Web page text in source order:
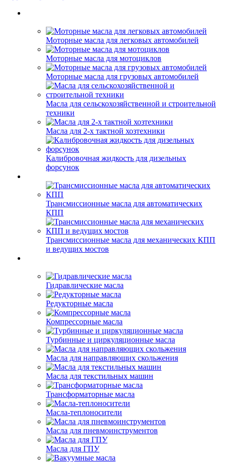
Моторные масла для легковых автомобилей
Моторные масла для мотоциклов
Моторные масла для грузовых автомобилей
Масла для сельскохозяйственной и строительной
техники
Масла для 2-х тактной хозтехники
Калибровочная жидкость для дизельных
форсунок
Трансмиссионные масла для автоматических
КПП
Трансмиссионные масла для механических КПП
и ведущих мостов
Гидравлические масла
Редукторные масла
Компрессорные масла
Турбинные и циркуляционные масла
Масла для направляющих скольжения
Масла для текстильных машин
Трансформаторные масла
Масла-теплоносители
Масла для пневмоинструментов
Масла для ГПУ